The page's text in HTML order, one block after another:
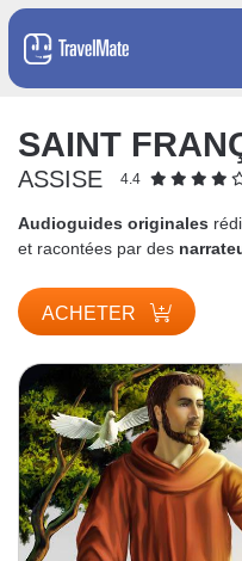
SAINT
ASSISE 4.4
Audioguides originales
et racontées par des
ACHETER